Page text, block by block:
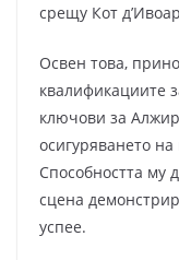
срещу Кот
Освен това,
квалификациите
ключови за
осигуряването
Способността му
сцена
успее.